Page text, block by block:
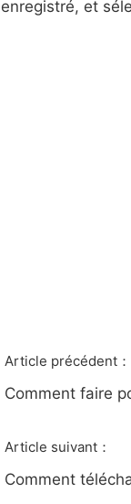
enregistré, et
Article précédent：
Comment faire
Article suivant：
Comment